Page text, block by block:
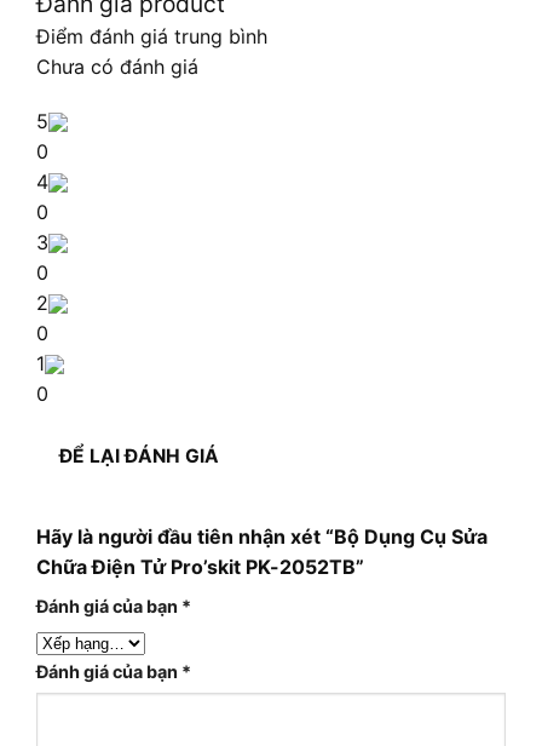
Điểm đánh giá trung bình
Chưa có đánh giá
5
0
4
0
3
0
2
0
1
0
ĐỂ LẠI ĐÁNH GIÁ
Hãy là người đầu tiên nhận xét “Bộ Dụng Cụ Sửa
Chữa Điện Tử Pro’skit PK-2052TB”
Đánh giá của bạn *
Đánh giá của bạn *